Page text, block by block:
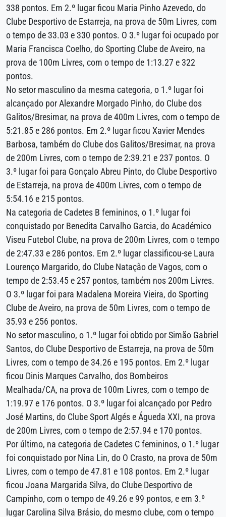
338 pontos. Em 2.º lugar ficou Maria Pinho Azevedo, do
Clube Desportivo de Estarreja, na prova de 50m Livres, com
o tempo de 33.03 e 330 pontos. O 3.º lugar foi ocupado por
Maria Francisca Coelho, do Sporting Clube de Aveiro, na
prova de 100m Livres, com o tempo de 1:13.27 e 322
pontos.
No setor masculino da mesma categoria, o 1.º lugar foi
alcançado por Alexandre Morgado Pinho, do Clube dos
Galitos/Bresimar, na prova de 400m Livres, com o tempo de
5:21.85 e 286 pontos. Em 2.º lugar ficou Xavier Mendes
Barbosa, também do Clube dos Galitos/Bresimar, na prova
de 200m Livres, com o tempo de 2:39.21 e 237 pontos. O
3.º lugar foi para Gonçalo Abreu Pinto, do Clube Desportivo
de Estarreja, na prova de 400m Livres, com o tempo de
5:54.16 e 215 pontos.
Na categoria de Cadetes B femininos, o 1.º lugar foi
conquistado por Benedita Carvalho Garcia, do Académico
Viseu Futebol Clube, na prova de 200m Livres, com o tempo
de 2:47.33 e 286 pontos. Em 2.º lugar classificou-se Laura
Lourenço Margarido, do Clube Natação de Vagos, com o
tempo de 2:53.45 e 257 pontos, também nos 200m Livres.
O 3.º lugar foi para Madalena Moreira Vieira, do Sporting
Clube de Aveiro, na prova de 50m Livres, com o tempo de
35.93 e 256 pontos.
No setor masculino, o 1.º lugar foi obtido por Simão Gabriel
Santos, do Clube Desportivo de Estarreja, na prova de 50m
Livres, com o tempo de 34.26 e 195 pontos. Em 2.º lugar
ficou Dinis Marques Carvalho, dos Bombeiros
Mealhada/CA, na prova de 100m Livres, com o tempo de
1:19.97 e 176 pontos. O 3.º lugar foi alcançado por Pedro
José Martins, do Clube Sport Algés e Águeda XXI, na prova
de 200m Livres, com o tempo de 2:57.94 e 170 pontos.
Por último, na categoria de Cadetes C femininos, o 1.º lugar
foi conquistado por Nina Lin, do O Crasto, na prova de 50m
Livres, com o tempo de 47.81 e 108 pontos. Em 2.º lugar
ficou Joana Margarida Silva, do Clube Desportivo de
Campinho, com o tempo de 49.26 e 99 pontos, e em 3.º
lugar Carolina Silva Brásio, do mesmo clube, com o tempo